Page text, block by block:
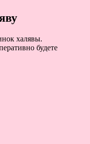
халявы.
будете